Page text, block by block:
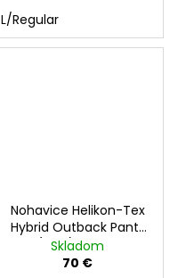
L/Regular
Nohavice Helikon-Tex
Hybrid Outback Pants
(HOP), čierne
Skladom
70 €